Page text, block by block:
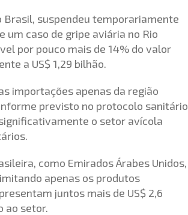
Brasil, suspendeu temporariamente
um caso de gripe aviária no Rio
por pouco mais de 14% do valor
a US$ 1,29 bilhão.
importações apenas da região
previsto no protocolo sanitário
o setor avícola
como Emirados Árabes Unidos,
apenas os produtos
juntos mais de US$ 2,6
ao setor.